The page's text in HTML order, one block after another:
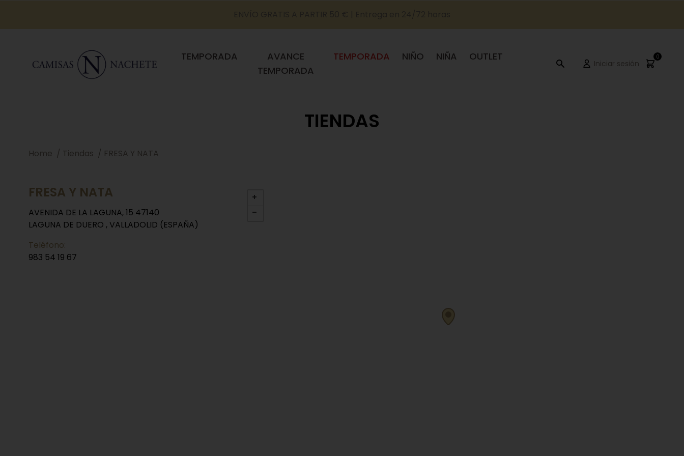
TEMPORADA
AVANCE
TEMPORADA
TEMPORADA NIÑO NIÑA OUTLET
Iniciar sesión
0
TIENDAS
Home Tiendas FRESA Y NATA
FRESA Y NATA
AVENIDA DE LA LAGUNA, 15 47140
LAGUNA DE DUERO , VALLADOLID (ESPAÑA)
Teléfono:
983 54 19 67